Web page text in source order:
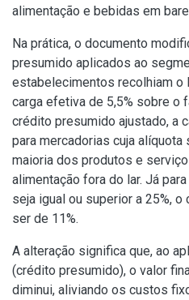
alimentação e bebidas em
Na prática, o documento
presumido aplicados ao
estabelecimentos recolhiam o
carga efetiva de 5,5% sobre o
crédito presumido ajustado, a
para mercadorias cuja
maioria dos produtos e
alimentação fora do lar. Já
seja igual ou superior a 25%,
ser de 11%.
A alteração significa que, ao
(crédito presumido), o valor
diminui, aliviando os custos